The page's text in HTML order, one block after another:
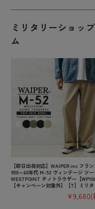
ミリタリーショッ
ム
【即日出荷対応】WAIPER.inc フラン
950～60年代 M-52 ヴィンテージ ツ
WESTPOINT チノトラウザー【
【キャンペーン対象外】【T】ミリ
¥9,680(